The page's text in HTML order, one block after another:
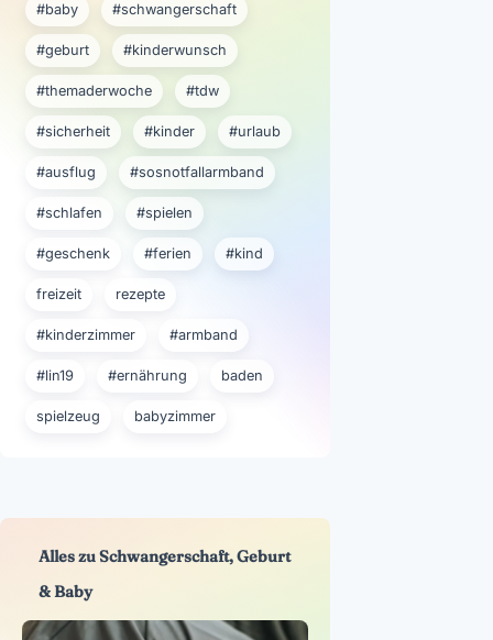
#baby #schwangerschaft
#geburt #kinderwunsch
#themaderwoche #tdw
#sicherheit #kinder #urlaub
#ausflug #sosnotfallarmband
#schlafen #spielen
#geschenk #ferien #kind
freizeit rezepte
#kinderzimmer #armband
#lin19 #ernährung baden
spielzeug babyzimmer
Alles zu Schwangerschaft, Geburt
& Baby